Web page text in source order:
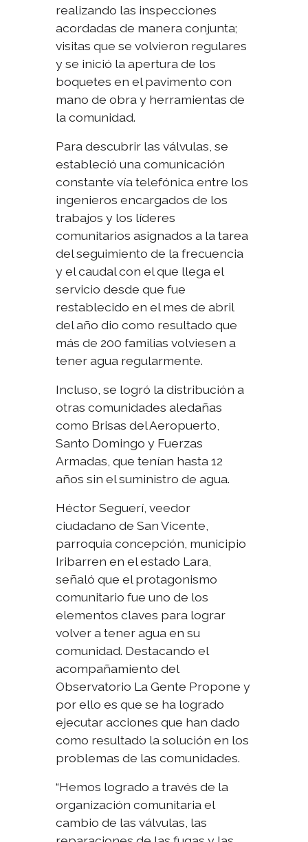
realizando las inspecciones
acordadas de manera conjunta;
visitas que se volvieron regulares
y se inició la apertura de los
boquetes en el pavimento con
mano de obra y herramientas de
la comunidad.
Para descubrir las válvulas, se
estableció una comunicación
constante vía telefónica entre los
ingenieros encargados de los
trabajos y los líderes
comunitarios asignados a la tarea
del seguimiento de la frecuencia
y el caudal con el que llega el
servicio desde que fue
restablecido en el mes de abril
del año dio como resultado que
más de 200 familias volviesen a
tener agua regularmente.
Incluso, se logró la distribución a
otras comunidades aledañas
como Brisas del Aeropuerto,
Santo Domingo y Fuerzas
Armadas, que tenían hasta 12
años sin el suministro de agua.
Héctor Seguerí, veedor
ciudadano de San Vicente,
parroquia concepción, municipio
Iribarren en el estado Lara,
señaló que el protagonismo
comunitario fue uno de los
elementos claves para lograr
volver a tener agua en su
comunidad. Destacando el
acompañamiento del
Observatorio La Gente Propone y
por ello es que se ha logrado
ejecutar acciones que han dado
como resultado la solución en los
problemas de las comunidades.
“Hemos logrado a través de la
organización comunitaria el
cambio de las válvulas, las